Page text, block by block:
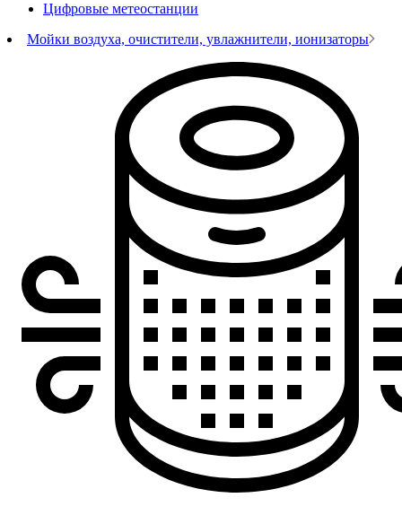
Цифровые метеостанции
Мойки воздуха, очистители, увлажнители, ионизаторы